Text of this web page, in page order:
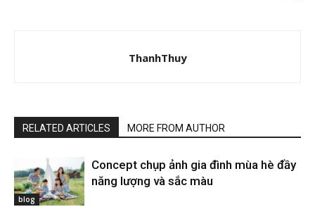
ThanhThuy
RELATED ARTICLES MORE FROM AUTHOR
blog
Concept chụp ảnh gia đình mùa hè đầy
năng lượng và sắc màu